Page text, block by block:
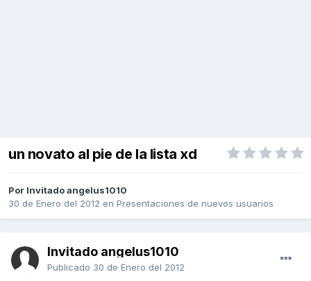
un novato al pie de la lista xd
Por Invitado angelus1010
30 de Enero del 2012 en Presentaciones de nuevos usuarios
Invitado angelus1010
Publicado 30 de Enero del 2012